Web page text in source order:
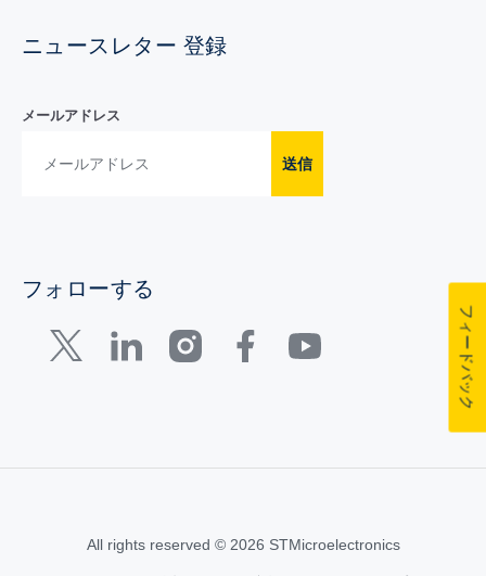
ニュースレター 登録
メールアドレス
送信
フォローする
All rights reserved © 2026 STMicroelectronics
フィードバック